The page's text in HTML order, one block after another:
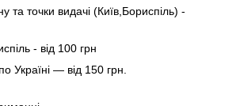
та точки видачі (Київ,Бориспіль) -
- від 100 грн
— від 150 грн.